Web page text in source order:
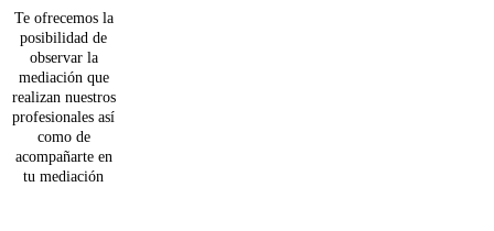
Te ofrecemos la
posibilidad de
observar la
mediación que
realizan nuestros
profesionales así
como de
acompañarte en
tu mediación